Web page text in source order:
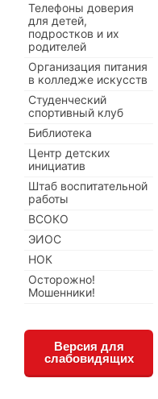
Телефоны доверия
для детей,
подростков и их
родителей
Организация питания
в колледже искусств
Студенческий
спортивный клуб
Библиотека
Центр детских
инициатив
Штаб воспитательной
работы
ВСОКО
ЭИОС
НОК
Осторожно!
Мошенники!
Версия для
слабовидящих